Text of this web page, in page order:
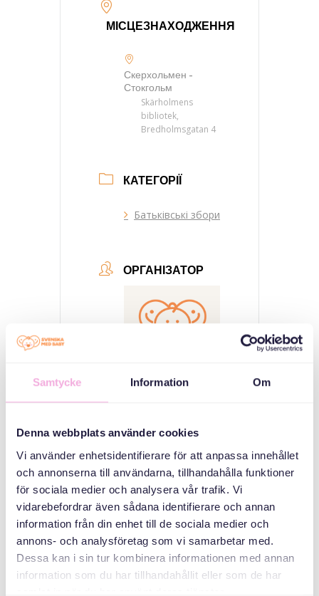
Samtycke Information Om
Denna webbplats använder cookies
Vi använder enhetsidentifierare för att anpassa innehållet
och annonserna till användarna, tillhandahålla funktioner
för sociala medier och analysera vår trafik. Vi
vidarebefordrar även sådana identifierare och annan
information från din enhet till de sociala medier och
annons- och analysföretag som vi samarbetar med.
Dessa kan i sin tur kombinera informationen med annan
information som du har tillhandahållit eller som de har
МІСЦЕЗНАХОДЖЕННЯ
Скерхольмен -
Стокгольм
Skärholmens
bibliotek,
Bredholmsgatan 4
КАТЕГОРІЇ
Батьківські збори
ОРГАНІЗАТОР
Email
bokningen@svenskamedbaby.se
СПІВОРГАНІЗАТОРИ
Адміністративна
рада округу